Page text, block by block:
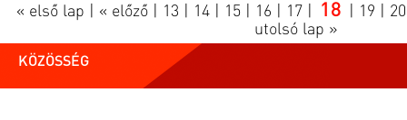
« első lap « előző 13 14 15 16 17 18 19 20
utolsó lap »
KÖZÖSSÉG